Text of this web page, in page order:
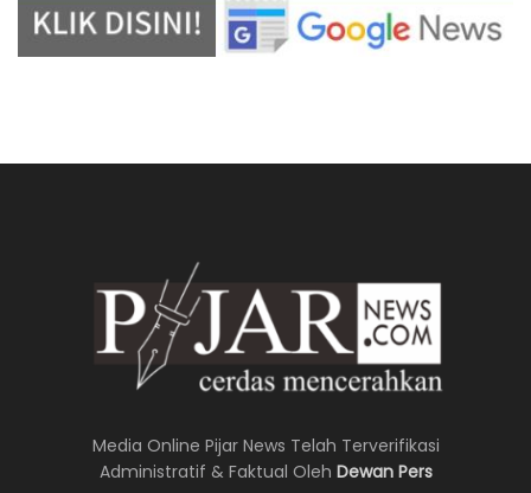
Media Online Pijar News Telah Terverifikasi
Administratif & Faktual Oleh Dewan Pers